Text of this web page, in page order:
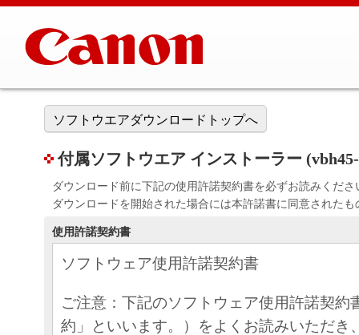
ソフトウエアダウンロードトップへ
付属ソフトウエア インストーラー (vbh45-
ダウンロード前に下記の使用許諾契約書を必ずお読みくださ
ダウンロードを開始された場合には本許諾書に同意された
使用許諾契約書
ソフトウェア使用許諾契約書
ご注意：下記のソフトウェア使用許諾契約
約」といいます。）をよくお読みいただき